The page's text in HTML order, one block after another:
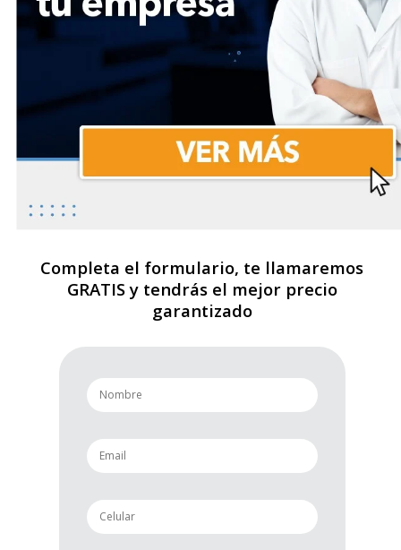
Completa el formulario, te llamaremos
GRATIS y tendrás el mejor precio
garantizado
n
a
e
*
e
m
l
*
p
h